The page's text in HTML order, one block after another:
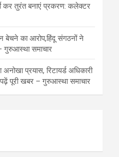
कर तुरंत बनाएं प्रकरण: कलेक्टर
बेचने का आरोप,हिंदू संगठनों ने
गुरुआस्था समाचार
प्रयास, रिटायर्ड अधिकारी
पूरी खबर – गुरुआस्था समाचार